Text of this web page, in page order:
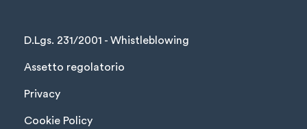
D.Lgs. 231/2001 - Whistleblowing
Assetto regolatorio
Privacy
Cookie Policy